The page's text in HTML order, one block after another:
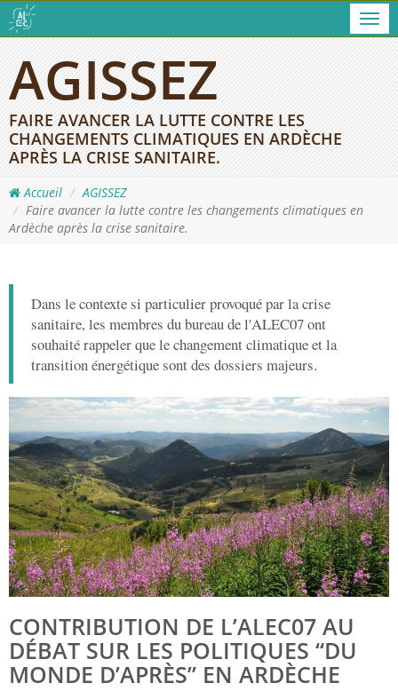
AGISSEZ
FAIRE AVANCER LA LUTTE CONTRE LES
CHANGEMENTS CLIMATIQUES EN ARDÈCHE
APRÈS LA CRISE SANITAIRE.
Accueil
AGISSEZ
Faire avancer la lutte contre les changements climatiques en
Ardèche après la crise sanitaire.
Dans le contexte si particulier provoqué par la crise
sanitaire, les membres du bureau de l'ALEC07 ont
souhaité rappeler que le changement climatique et la
transition énergétique sont des dossiers majeurs.
CONTRIBUTION DE L’ALEC07 AU
DÉBAT SUR LES POLITIQUES “DU
MONDE D’APRÈS” EN ARDÈCHE